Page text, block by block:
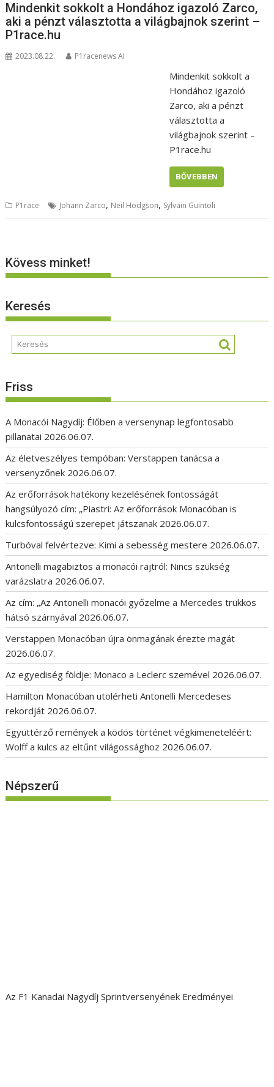
Mindenkit sokkolt a Hondához igazoló Zarco,
aki a pénzt választotta a világbajnok szerint –
P1race.hu
2023.08.22. P1racenews AI
Mindenkit sokkolt a
Hondához igazoló
Zarco, aki a pénzt
választotta a
világbajnok szerint –
P1race.hu
BŐVEBBEN
P1race Johann Zarco, Neil Hodgson, Sylvain Guintoli
Kövess minket!
Keresés
Friss
A Monacói Nagydíj: Élőben a versenynap legfontosabb
pillanatai 2026.06.07.
Az életveszélyes tempóban: Verstappen tanácsa a
versenyzőnek 2026.06.07.
Az erőforrások hatékony kezelésének fontosságát
hangsúlyozó cím: „Piastri: Az erőforrások Monacóban is
kulcsfontosságú szerepet játszanak 2026.06.07.
Turbóval felvértezve: Kimi a sebesség mestere 2026.06.07.
Antonelli magabiztos a monacói rajtról: Nincs szükség
varázslatra 2026.06.07.
Az cím: „Az Antonelli monacói győzelme a Mercedes trükkös
hátsó szárnyával 2026.06.07.
Verstappen Monacóban újra önmagának érezte magát
2026.06.07.
Az egyediség földje: Monaco a Leclerc szemével 2026.06.07.
Hamilton Monacóban utolérheti Antonelli Mercedeses
rekordját 2026.06.07.
Együttérző remények a ködös történet végkimeneteléért:
Wolff a kulcs az eltűnt világossághoz 2026.06.07.
Népszerű
Az F1 Kanadai Nagydíj Sprintversenyének Eredményei